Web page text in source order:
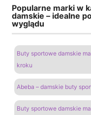
Popularne marki w
damskie – idealne
wyglądu
Buty sportowe damskie
kroku
Abeba – damskie buty
Buty sportowe damskie